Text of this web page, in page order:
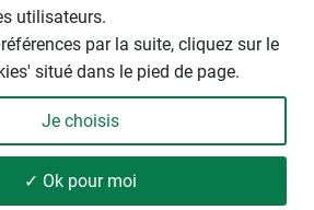
- +
utilisateurs.
par la suite, cliquez sur le
situé dans le pied de page.
Je choisis
✓ Ok pour moi